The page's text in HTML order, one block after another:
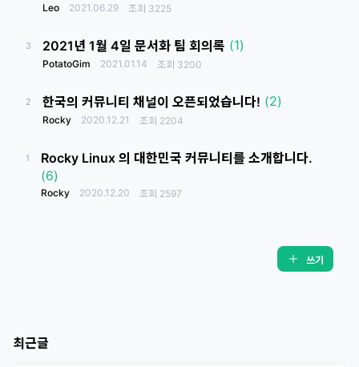
Leo 2021.06.29 조회 3225
3 2021년 1월 4일 문서화 팀 회의록 (1)
PotatoGim 2021.01.14 조회 3200
2 한국의 커뮤니티 채널이 오픈되었습니다! (2)
Rocky 2020.12.21 조회 2204
1
Rocky Linux 의 대한민국 커뮤니티를 소개합니다.
(6)
Rocky 2020.12.20 조회 2597
쓰기
최근글